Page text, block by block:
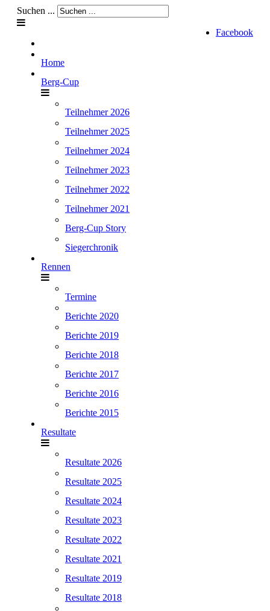
Suchen ...
Facebook
Home
Berg-Cup
Teilnehmer 2026
Teilnehmer 2025
Teilnehmer 2024
Teilnehmer 2023
Teilnehmer 2022
Teilnehmer 2021
Berg-Cup Story
Siegerchronik
Rennen
Termine
Berichte 2020
Berichte 2019
Berichte 2018
Berichte 2017
Berichte 2016
Berichte 2015
Resultate
Resultate 2026
Resultate 2025
Resultate 2024
Resultate 2023
Resultate 2022
Resultate 2021
Resultate 2019
Resultate 2018